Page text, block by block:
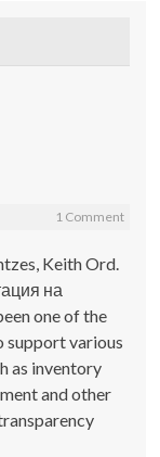
1 Comment
Keith Ord.
на
one of the
support various
as inventory
and other